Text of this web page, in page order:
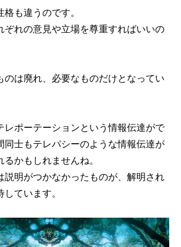
も違うのです。
ぞれの意見や立場を尊重すればいいの
のは廃れ、必要なものだけとなってい
レポーテーションという情報伝達がで
同士もテレパシーのような情報伝達が
かもしれませんね。
説明がつかなかったものが、解明され
ています。